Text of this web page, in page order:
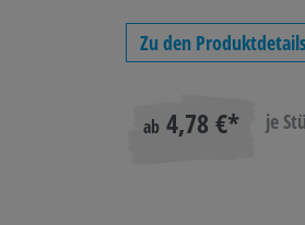
BASTELN &
REINIGUNG &
Zu den Produktdetails
ab 4,78 €* je